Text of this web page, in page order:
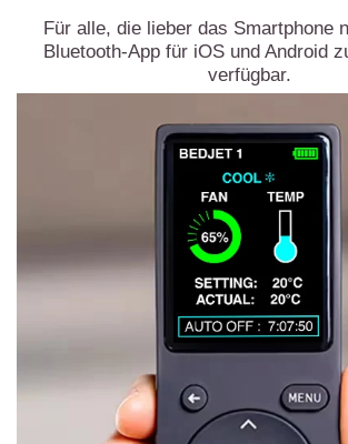
Für alle, die lieber das Smartphone
Bluetooth-App für iOS und Android
verfügbar.